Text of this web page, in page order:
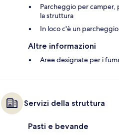
Parcheggio per camper,
la struttura
In loco c'è un
Altre informazioni
Aree designate per i
Servizi della struttura
Pasti e bevande